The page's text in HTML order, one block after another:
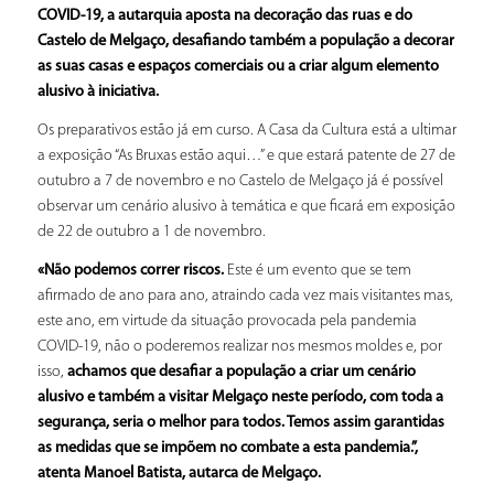
COVID-19, a autarquia aposta na decoração das ruas e do
Castelo de Melgaço, desafiando também a população a decorar
as suas casas e espaços comerciais ou a criar algum elemento
alusivo à iniciativa.
Os preparativos estão já em curso. A Casa da Cultura está a ultimar
a exposição “As Bruxas estão aqui…” e que estará patente de 27 de
outubro a 7 de novembro e no Castelo de Melgaço já é possível
observar um cenário alusivo à temática e que ficará em exposição
de 22 de outubro a 1 de novembro.
«Não podemos correr riscos. Este é um evento que se tem
afirmado de ano para ano, atraindo cada vez mais visitantes mas,
este ano, em virtude da situação provocada pela pandemia
COVID-19, não o poderemos realizar nos mesmos moldes e, por
isso, achamos que desafiar a população a criar um cenário
alusivo e também a visitar Melgaço neste período, com toda a
segurança, seria o melhor para todos. Temos assim garantidas
as medidas que se impõem no combate a esta pandemia.”,
atenta Manoel Batista, autarca de Melgaço.